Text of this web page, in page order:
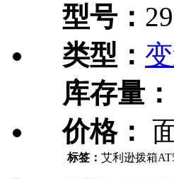
型号：
类型：
库存量：
价格：
标签： 艾利逊拨箱